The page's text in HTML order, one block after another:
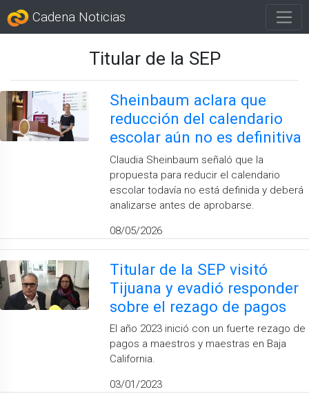
Cadena Noticias
Titular de la SEP
Sheinbaum aclara que
reducción del calendario
escolar aún no es definitiva
Claudia Sheinbaum señaló que la
propuesta para reducir el calendario
escolar todavía no está definida y deberá
analizarse antes de aprobarse.
08/05/2026
Titular de la SEP visitó
Tijuana y evadió responder
sobre el rezago de pagos
El año 2023 inició con un fuerte rezago de
pagos a maestros y maestras en Baja
California.
03/01/2023